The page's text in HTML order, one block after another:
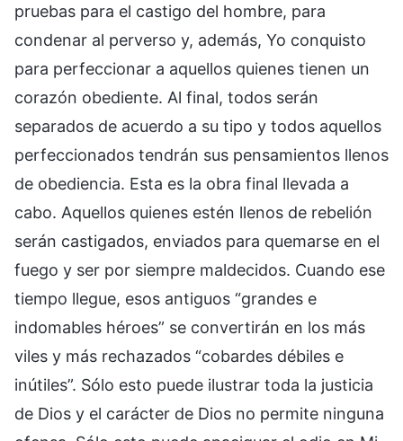
pruebas para el castigo del hombre, para
condenar al perverso y, además, Yo conquisto
para perfeccionar a aquellos quienes tienen un
corazón obediente. Al final, todos serán
separados de acuerdo a su tipo y todos aquellos
perfeccionados tendrán sus pensamientos llenos
de obediencia. Esta es la obra final llevada a
cabo. Aquellos quienes estén llenos de rebelión
serán castigados, enviados para quemarse en el
fuego y ser por siempre maldecidos. Cuando ese
tiempo llegue, esos antiguos “grandes e
indomables héroes” se convertirán en los más
viles y más rechazados “cobardes débiles e
inútiles”. Sólo esto puede ilustrar toda la justicia
de Dios y el carácter de Dios no permite ninguna